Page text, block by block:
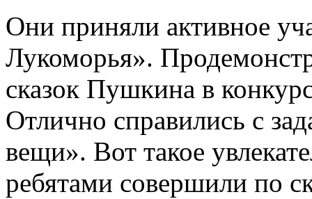
Они приняли активное
Лукоморья».
сказок Пушкина в
Отлично справились с
вещи». Вот такое
ребятами совершили по